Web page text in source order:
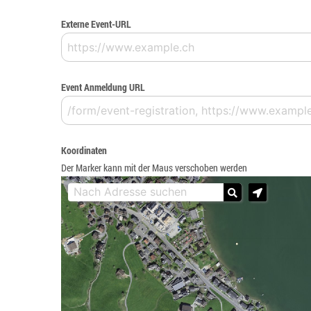
Externe Event-URL
Event Anmeldung URL
Koordinaten
Der Marker kann mit der Maus verschoben werden